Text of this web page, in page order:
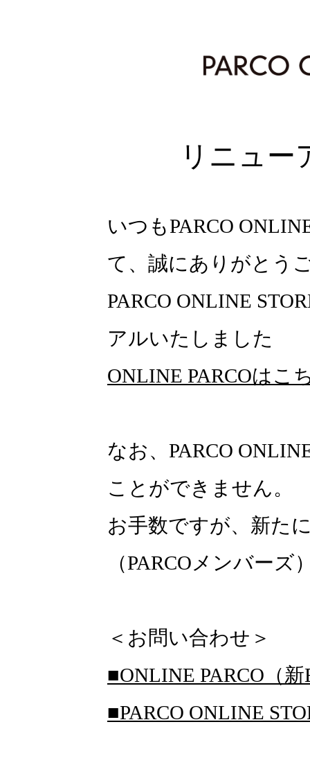
リニュー
いつもPARCO
て、誠にありがとう
PARCO ONLINE
アルいたしました
ONLINE PARCOはこ
なお、PARCO
ことができません。
お手数ですが、新た
（PARCOメンバー
＜お問い合わせ＞
■ONLINE PARCO（新
■PARCO ONLINE